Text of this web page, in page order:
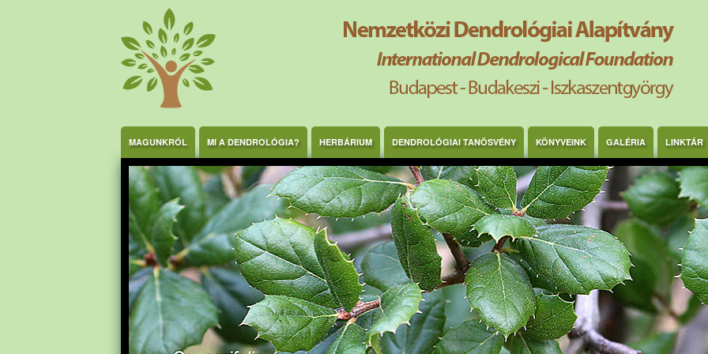
MAGUNKRÓL MI A DENDROLÓGIA? HERBÁRIUM DENDROLÓGIAI TANÖSVÉNY KÖNYVEINK GALÉRIA LINKTÁR